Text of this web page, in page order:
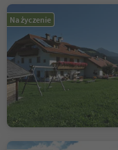
Na życzenie